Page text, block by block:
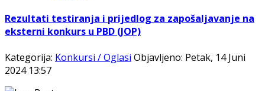
Rezultati testiranja i prijedlog za zapošalјavanje na
eksterni konkurs u PBD (JOP)
Kategorija: Konkursi / Oglasi Objavljeno: Petak, 14 Juni
2024 13:57